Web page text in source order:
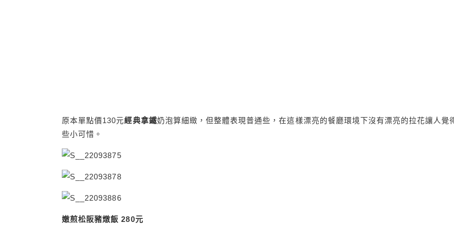
原本單點價130元經典拿鐵奶泡算細緻，但整體表現普通些，在這樣漂亮的餐廳環境下沒有漂亮的拉花讓人覺
些小可惜。
嫩煎松阪豬燉飯 280元